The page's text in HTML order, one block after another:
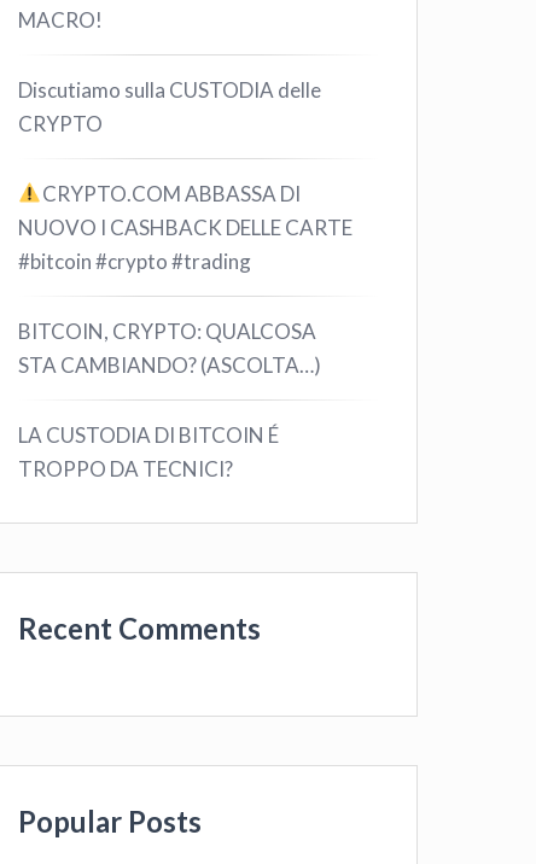
MACRO!
Discutiamo sulla CUSTODIA delle
CRYPTO
CRYPTO.COM ABBASSA DI
NUOVO I CASHBACK DELLE CARTE
#bitcoin #crypto #trading
BITCOIN, CRYPTO: QUALCOSA
STA CAMBIANDO? (ASCOLTA…)
LA CUSTODIA DI BITCOIN É
TROPPO DA TECNICI?
Recent Comments
Popular Posts